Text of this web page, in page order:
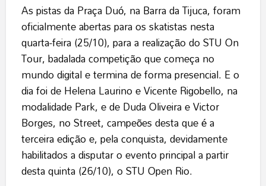
As pistas da Praça Duó, na Barra da Tijuca, foram
oficialmente abertas para os skatistas nesta
quarta-feira (25/10), para a realização do STU On
Tour, badalada competição que começa no
mundo digital e termina de forma presencial. E o
dia foi de Helena Laurino e Vicente Rigobello, na
modalidade Park, e de Duda Oliveira e Victor
Borges, no Street, campeões desta que é a
terceira edição e, pela conquista, devidamente
habilitados a disputar o evento principal a partir
desta quinta (26/10), o STU Open Rio.